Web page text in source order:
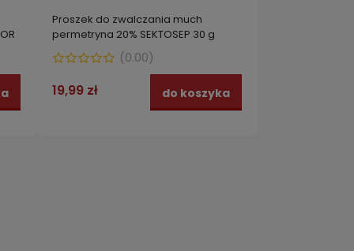
Proszek do zwalczania much
permetryna 20% SEKTOSEP 30 g
(0.00)
19,99 zł do koszyka